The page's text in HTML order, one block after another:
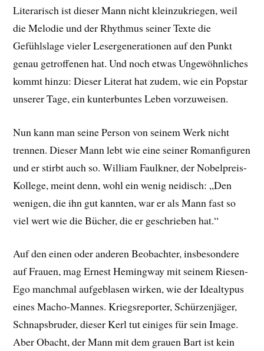
Literarisch ist dieser Mann nicht kleinzukriegen, weil
die Melodie und der Rhythmus seiner Texte die
Gefühlslage vieler Lesergenerationen auf den Punkt
genau getroffenen hat. Und noch etwas Ungewöhnliches
kommt hinzu: Dieser Literat hat zudem, wie ein Popstar
unserer Tage, ein kunterbuntes Leben vorzuweisen.
Nun kann man seine Person von seinem Werk nicht
trennen. Dieser Mann lebt wie eine seiner Romanfiguren
und er stirbt auch so. William Faulkner, der Nobelpreis-
Kollege, meint denn, wohl ein wenig neidisch: „Den
wenigen, die ihn gut kannten, war er als Mann fast so
viel wert wie die Bücher, die er geschrieben hat.“
Auf den einen oder anderen Beobachter, insbesondere
auf Frauen, mag Ernest Hemingway mit seinem Riesen-
Ego manchmal aufgeblasen wirken, wie der Idealtypus
eines Macho-Mannes. Kriegsreporter, Schürzenjäger,
Schnapsbruder, dieser Kerl tut einiges für sein Image.
Aber Obacht, der Mann mit dem grauen Bart ist kein